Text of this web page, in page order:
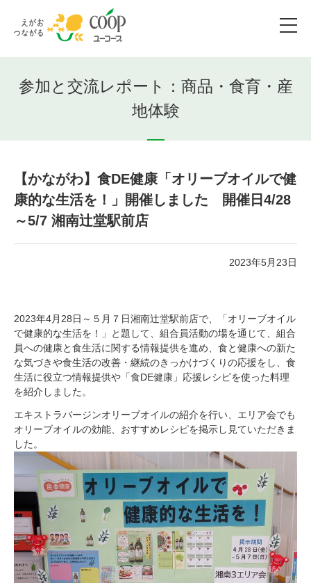
参加と交流レポート：商品・食育・産
地体験
【かながわ】食DE健康「オリーブオイルで健
康的な生活を！」開催しました 開催日4/28
～5/7 湘南辻堂駅前店
2023年5月23日
2023年4月28日～５月７日湘南辻堂駅前店で、「オリーブオイル
で健康的な生活を！」と題して、組合員活動の場を通じて、組合
員への健康と食生活に関する情報提供を進め、食と健康への新た
な気づきや食生活の改善・継続のきっかけづくりの応援をし、食
生活に役立つ情報提供や「食DE健康」応援レシピを使った料理
を紹介しました。
エキストラバージンオリーブオイルの紹介を行い、エリア会でも
オリーブオイルの効能、おすすめレシピを掲示し見ていただきま
した。